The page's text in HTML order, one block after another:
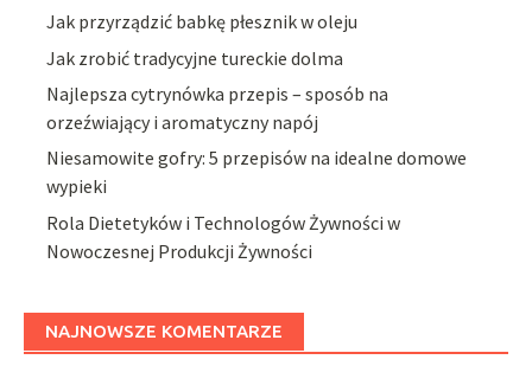
Jak przyrządzić babkę płesznik w oleju
Jak zrobić tradycyjne tureckie dolma
Najlepsza cytrynówka przepis – sposób na
orzeźwiający i aromatyczny napój
Niesamowite gofry: 5 przepisów na idealne domowe
wypieki
Rola Dietetyków i Technologów Żywności w
Nowoczesnej Produkcji Żywności
NAJNOWSZE KOMENTARZE